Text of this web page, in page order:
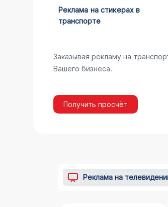
Реклама на стикерах в
транспорте
Заказывая рекламу на
Вашего бизнеса.
Получить просчёт
Реклама на